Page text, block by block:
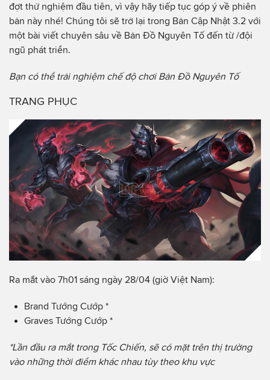
đợt thử nghiệm đầu tiên, vì vậy hãy tiếp tục góp ý về phiên
bản này nhé! Chúng tôi sẽ trở lại trong Bản Cập Nhật 3.2 với
một bài viết chuyên sâu về Bản Đồ Nguyên Tố đến từ /đội
ngũ phát triển.
Bạn có thể trải nghiệm chế độ chơi Bản Đồ Nguyên Tố
TRANG PHỤC
Ra mắt vào 7h01 sáng ngày 28/04 (giờ Việt Nam):
Brand Tướng Cướp *
Graves Tướng Cướp *
*Lần đầu ra mắt trong Tốc Chiến, sẽ có mặt trên thị trường
vào những thời điểm khác nhau tùy theo khu vực